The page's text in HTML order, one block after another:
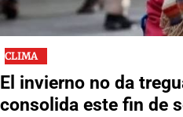
CLIMA
El invierno no da
consolida este fin de